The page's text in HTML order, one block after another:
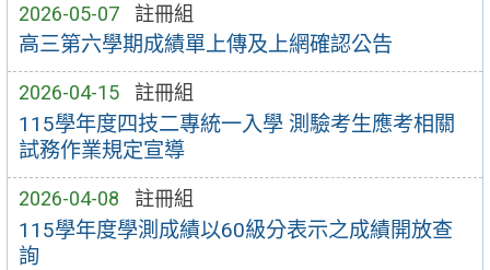
2026-05-07 註冊組
高三第六學期成績單上傳及上網確認公告
2026-04-15 註冊組
115學年度四技二專統一入學 測驗考生應考相關
試務作業規定宣導
2026-04-08 註冊組
115學年度學測成績以60級分表示之成績開放查
詢